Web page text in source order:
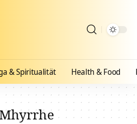
& Spiritualität Health & Food
Mhyrrhe